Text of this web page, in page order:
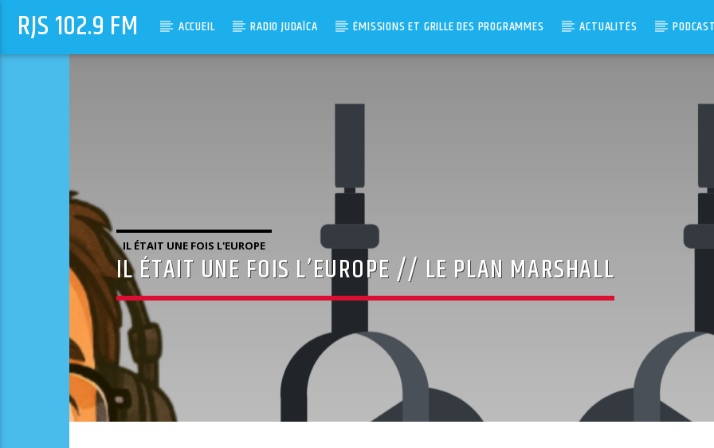
RJS 102.9 FM ACCUEIL RADIO JUDAÏCA ÉMISSIONS ET GRILLE DES PROGRAMMES ACTUALITÉS
IL ÉTAIT UNE FOIS L'EUROPE
IL ÉTAIT UNE FOIS L’EUROPE // LE PLAN MARSHALL